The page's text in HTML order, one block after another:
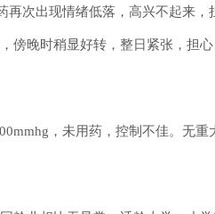
再次出现情绪低落，高兴不起来
傍晚时稍显好转，整日紧张，担
，未用药，控制不佳。无